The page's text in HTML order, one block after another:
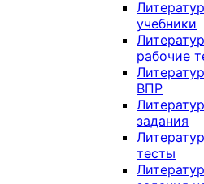
учебники
рабочие
ВПР
задания
тесты